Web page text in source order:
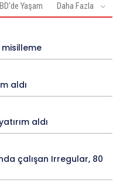
Yaşam Daha Fazla
aldı
aldı
çalışan Irregular, 80